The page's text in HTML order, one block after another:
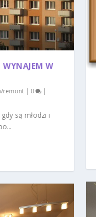
W
remont | 0 |
są młodzi i